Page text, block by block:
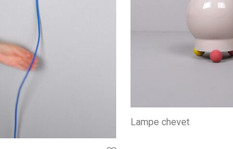
Lampe chevet